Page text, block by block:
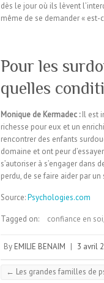
dès le jour où ils lèvent
même de se demander « est-
Pour les
quelles
Monique de Kermadec :Il est
richesse pour eux et un
rencontrer des enfants
domaine et ont peur
s’autoriser à s’engager
perdu, de se faire aider par
Source:Psychologies.com
Tagged on: confiance en soi,
By EMILIE BENAIM | 3 avril
← Les grandes familles de